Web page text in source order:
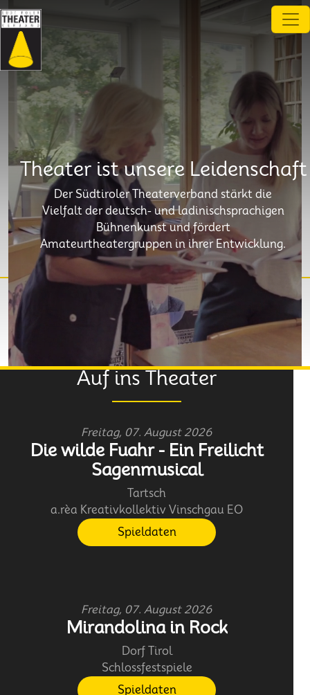
Direkt zum Inhalt
Theater ist unsere Leidenschaft
Der Südtiroler Theaterverband stärkt die
Vielfalt der deutsch- und ladinischsprachigen
Bühnenkunst und fördert
Amateurtheatergruppen in ihrer Entwicklung.
Auf ins Theater
Freitag, 07. August 2026
Die wilde Fuahr - Ein Freilicht
Sagenmusical
Tartsch
a.rèa Kreativkollektiv Vinschgau EO
Spieldaten
Freitag, 07. August 2026
Mirandolina in Rock
Dorf Tirol
Schlossfestspiele
Spieldaten